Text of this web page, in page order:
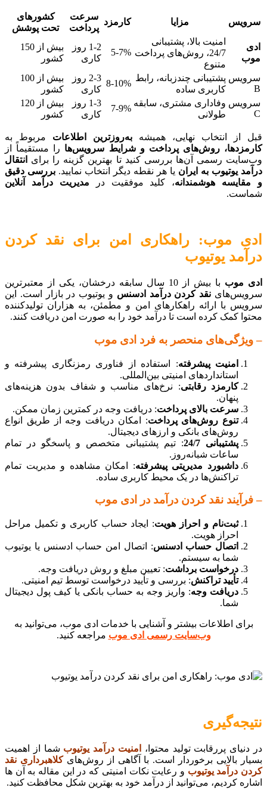
سرویس مزایا کارمزد
سرعت
پرداخت
کشورهای
تحت پوشش
ادی
موب
امنیت بالا، پشتیبانی
24/7، روش‌های پرداخت
متنوع
5-7%
1-2 روز
کاری
بیش از 150
کشور
سرویس
B
پشتیبانی چندزبانه، رابط
کاربری ساده
8-10%
2-3 روز
کاری
بیش از 100
کشور
سرویس
C
وفاداری مشتری، سابقه
طولانی
7-9%
1-3 روز
کاری
بیش از 120
کشور
قبل از انتخاب نهایی، همیشه به‌روزترین اطلاعات مربوط به
کارمزدها، روش‌های پرداخت و شرایط سرویس‌ها را مستقیماً از
وب‌سایت رسمی آن‌ها بررسی کنید تا بهترین گزینه را برای
انتقال
درآمد یوتیوب به ایران یا هر نقطه دیگر انتخاب نمایید. بررسی دقیق
و مقایسه هوشمندانه، کلید موفقیت در مدیریت درآمد آنلاین
شماست.
ادی موب: راهکاری امن برای نقد کردن
درآمد یوتیوب
ادی موب
با بیش از 10 سال سابقه درخشان، یکی از معتبرترین
سرویس‌های نقد کردن درآمد ادسنس و یوتیوب در بازار است. این
سرویس با ارائه راهکارهای امن و مطمئن، به هزاران تولیدکننده
محتوا کمک کرده است تا درآمد خود را به صورت امن دریافت کنند.
– ویژگی‌های منحصر به فرد ادی موب
امنیت پیشرفته: استفاده از فناوری رمزنگاری پیشرفته و
استانداردهای امنیتی بین‌المللی.
کارمزد رقابتی: نرخ‌های مناسب و شفاف بدون هزینه‌های
پنهان.
سرعت بالای پرداخت: دریافت وجه در کمترین زمان ممکن.
تنوع روش‌های پرداخت: امکان دریافت وجه از طریق انواع
روش‌های بانکی و ارزهای دیجیتال.
پشتیبانی 24/7
: تیم پشتیبانی متخصص و پاسخگو در تمام
ساعات شبانه‌روز.
داشبورد مدیریتی پیشرفته: امکان مشاهده و مدیریت تمام
تراکنش‌ها در یک محیط کاربری ساده.
– فرآیند نقد کردن درآمد در ادی موب
ثبت‌نام و احراز هویت: ایجاد حساب کاربری و تکمیل مراحل
احراز هویت.
اتصال حساب ادسنس: اتصال امن حساب ادسنس یا یوتیوب
شما به سیستم.
درخواست برداشت: تعیین مبلغ و روش دریافت وجه.
تأیید تراکنش: بررسی و تأیید درخواست توسط تیم امنیتی.
دریافت وجه: واریز وجه به حساب بانکی یا کیف پول دیجیتال
شما.
برای اطلاعات بیشتر و آشنایی با خدمات ادی موب، می‌توانید به
وب‌سایت رسمی ادی موب مراجعه کنید.
نتیجه‌گیری
در دنیای پررقابت تولید محتوا، امنیت درآمد یوتیوب شما از اهمیت
بسیار بالایی برخوردار است. با آگاهی از روش‌هایکلاهبرداری نقد
کردن درآمد یوتیوب و رعایت نکات امنیتی که در این مقاله به آن ها
اشاره کردیم، می‌توانید از درآمد خود به بهترین شکل محافظت کنید.